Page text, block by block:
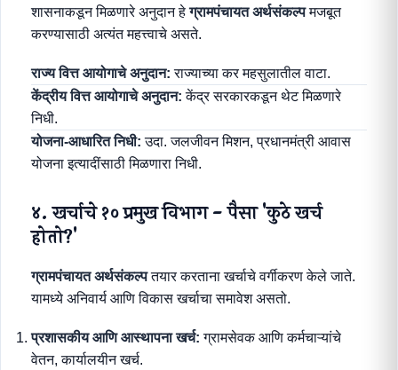
शासनाकडून मिळणारे अनुदान हेग्रामपंचायत अर्थसंकल्पमजबूत
करण्यासाठी अत्यंत महत्त्वाचे असते.
राज्य वित्त आयोगाचे अनुदान: राज्याच्या कर महसुलातील वाटा.
केंद्रीय वित्त आयोगाचे अनुदान: केंद्र सरकारकडून थेट मिळणारे
निधी.
योजना-आधारित निधी: उदा. जलजीवन मिशन, प्रधानमंत्री आवास
योजना इत्यादींसाठी मिळणारा निधी.
४. खर्चाचे १० प्रमुख विभाग - पैसा 'कुठे खर्च
होतो?'
ग्रामपंचायत अर्थसंकल्पतयार करताना खर्चाचे वर्गीकरण केले जाते.
यामध्ये अनिवार्य आणि विकास खर्चाचा समावेश असतो.
प्रशासकीय आणि आस्थापना खर्च: ग्रामसेवक आणि कर्मचाऱ्यांचे
वेतन, कार्यालयीन खर्च.